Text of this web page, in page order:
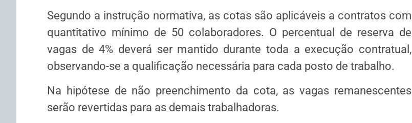
Segundo a instrução normativa, as cotas são aplicáveis a contratos com
quantitativo mínimo de 50 colaboradores. O percentual de reserva de
vagas de 4% deverá ser mantido durante toda a execução contratual,
observando-se a qualificação necessária para cada posto de trabalho.
Na hipótese de não preenchimento da cota, as vagas remanescentes
serão revertidas para as demais trabalhadoras.​​​​​​​​​